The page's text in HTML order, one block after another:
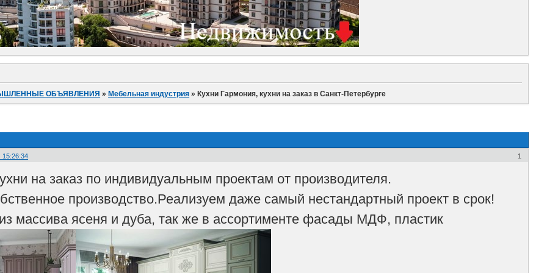
ОБЪЯВЛЕНИЯ »Мебельная индустрия »Кухни Гармония, кухни на заказ в Санкт-Петербурге
1
15:26:34
на заказ по индивидуальным проектам от производителя.
производство.Реализуем даже самый нестандартный проект в срок!
массива ясеня и дуба, так же в ассортименте фасады МДФ, пластик